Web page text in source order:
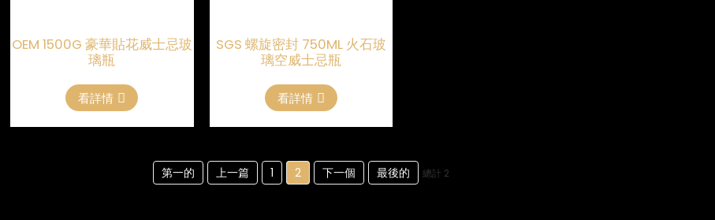
OEM 1500G 豪華貼花威士忌玻
璃瓶
看詳情
SGS 螺旋密封 750ML 火石玻
璃空威士忌瓶
看詳情
第一的 上一篇 1 2 下一個 最後的 總計 2